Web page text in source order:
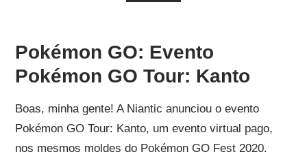
Pokémon GO: Evento
Pokémon GO Tour: Kanto
Boas, minha gente! A Niantic anunciou o evento
Pokémon GO Tour: Kanto, um evento virtual pago,
nos mesmos moldes do Pokémon GO Fest 2020.